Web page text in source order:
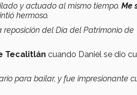
y actuado al mismo tiempo. Me
hermoso.
reposición del Día del Patrimonio de
Tecalitlán cuando Daniel se dio
para bailar, y fue impresionante